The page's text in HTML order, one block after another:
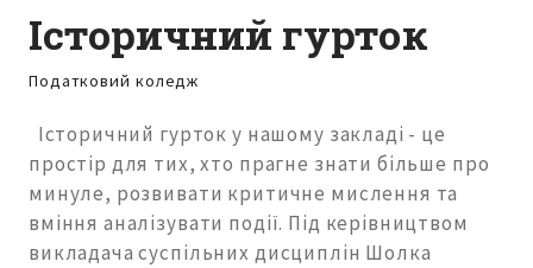
Історичний гурток
Податковий коледж
Історичний гурток у нашому закладі - це
простір для тих, хто прагне знати більше про
минуле, розвивати критичне мислення та
вміння аналізувати події. Під керівництвом
викладача суспільних дисциплін Шолка